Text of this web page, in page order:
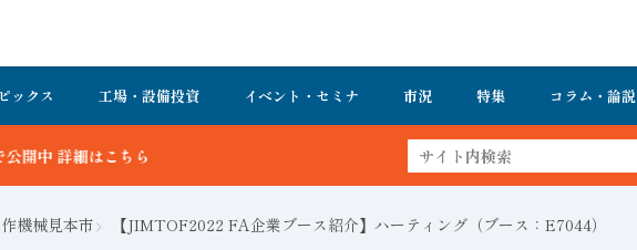
ックス 工場・設備投資 イベント・セミナ 市況 特集 コラム・論説
機械見本市 【JIMTOF2022 FA企業ブース紹介】ハーティング（ブース：E7044）